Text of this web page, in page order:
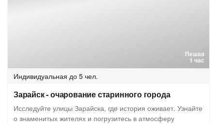
Пешая
1 час
Индивидуальная до 5 чел.
Зарайск - очарование старинного города
Исследуйте улицы Зарайска, где история оживает. Узнайте
о знаменитых жителях и погрузитесь в атмосферу